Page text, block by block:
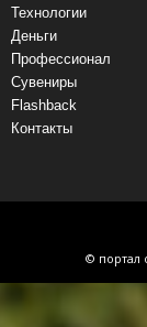
Технологии
Деньги
Профессионал
Сувениры
Flashback
Контакты
© портал